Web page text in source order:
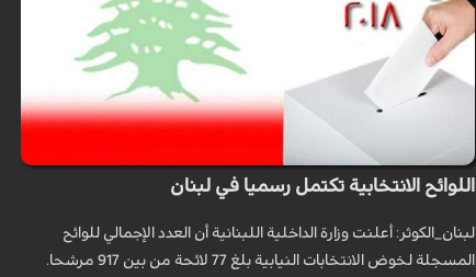
اللوائح الانتخابية تكتمل رسميا في لبنان
لبنان_الكوثر: أعلنت وزارة الداخلية اللبنانية أن العدد الإجمالي للوائح
المسجلة لخوض الانتخابات النيابية بلغ 77 لائحة من بين 917 مرشحا.